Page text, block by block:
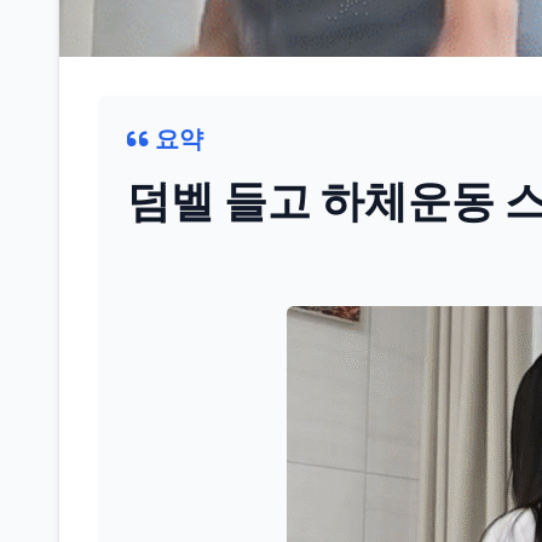
요약
덤벨 들고 하체운동